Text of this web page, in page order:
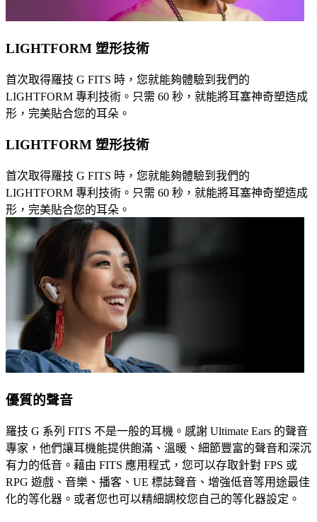
LIGHTFORM 塑形技術
首次取得羅技 G FITS 時，您就能夠體驗到我們的
LIGHTFORM 專利技術。只需 60 秒，就能將耳塞神奇塑造成
形，完美貼合您的耳朵。
LIGHTFORM 塑形技術
首次取得羅技 G FITS 時，您就能夠體驗到我們的
LIGHTFORM 專利技術。只需 60 秒，就能將耳塞神奇塑造成
形，完美貼合您的耳朵。
優質的聲音
羅技 G 系列 FITS 不是一般的耳機。感謝 Ultimate Ears 的聲音
專家，他們讓耳機能提供飽滿、溫暖、細節豐富的聲音和深沉
有力的低音。藉由 FITS 應用程式，您可以存取針對 FPS 或
RPG 遊戲、音樂、播客、UE 標誌聲音、增強低音等用途最佳
化的等化器。或者您也可以精細調校您自己的等化器設定。